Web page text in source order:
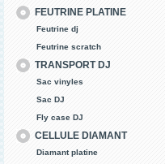
FEUTRINE PLATINE
Feutrine dj
Feutrine scratch
TRANSPORT DJ
Sac vinyles
Sac DJ
Fly case DJ
CELLULE DIAMANT
Diamant platine